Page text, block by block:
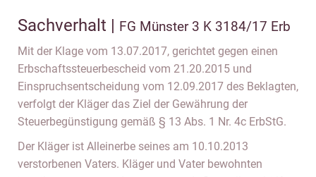
Sachverhalt | FG Münster 3 K 3184/17 Erb
Mit der Klage vom 13.07.2017, gerichtet gegen einen
Erbschaftssteuerbescheid vom 21.20.2015 und
Einspruchsentscheidung vom 12.09.2017 des Beklagten,
verfolgt der Kläger das Ziel der Gewährung der
Steuerbegünstigung gemäß § 13 Abs. 1 Nr. 4c ErbStG.
Der Kläger ist Alleinerbe seines am 10.10.2013
verstorbenen Vaters. Kläger und Vater bewohnten